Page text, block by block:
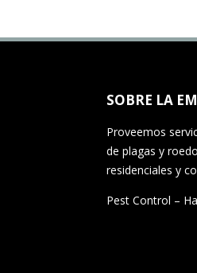
SOBRE LA
Proveemos
de plagas y
residenciales y
Pest Control –